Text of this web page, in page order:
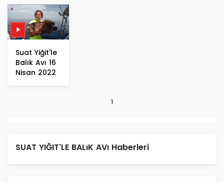
Suat Yiğit'le
Balık Avı 16
Nisan 2022
1
SUAT YIĞIT'LE BALıK AVı Haberleri